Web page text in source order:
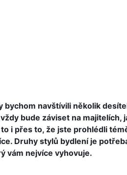
bychom navštívili několik
bude záviset na majitelích,
i přes to, že jste prohlédli
Druhy stylů bydlení je
vám nejvíce vyhovuje.